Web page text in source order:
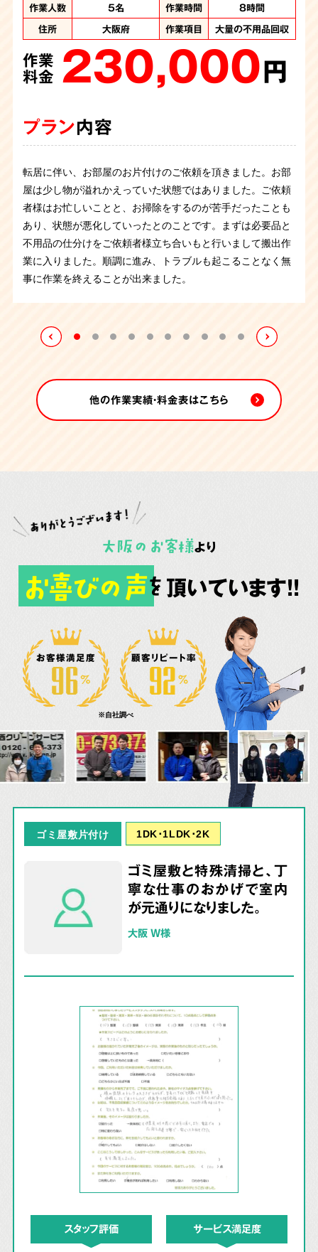
作業人数
5名 作業時間
8時間
住所
大阪府 作業項目 大量の不用品回収
作業
料金 230,000円
プラン内容
転居に伴い、お部屋のお片付けのご依頼を頂きました。お部
屋は少し物が溢れかえっていた状態ではありました。ご依頼
者様はお忙しいことと、お掃除をするのが苦手だったことも
あり、状態が悪化していったとのことです。まずは必要品と
不用品の仕分けをご依頼者様立ち合いもと行いまして搬出作
業に入りました。順調に進み、トラブルも起こることなく無
事に作業を終えることが出来ました。
作業人数
6名 作業時間
8時間
住所
大阪府 作業項目
大量の不用品回
収 2トントラック１
台 パッカー車１台
作業 280,000
プラン内容
ゴミ屋敷の清掃のご依頼を頂きました。部屋は腰の高さまで
ゴミが蓄積されており、足の踏み場がない程の量でした。必
要品と不用品の仕分けを行いながら作業を進め、不用品をど
んどん回収していきます。終了後にはご依頼者様もスッキリ
と部屋が綺麗になり喜んで頂くことができました。
作業人数
5名 作業日数
１日
住所
大阪 作業項目
大量の不用品回収、
ハウスクリーニング
作業
料金 250,000円
プラン内容
お引越しに伴ってお部屋の片付けのご依頼を承りました。現
場へ駆けつけると大量の不用品やゴミが溜まったゴミ屋敷状
態です。夜勤勤務が多くなかなか日中に片付けが出来ず、い
つの間にか溜め込んでしまったとのこと。お客様お立会いの
もと一緒に片付け作業を行いました。途中から楽しそうに片
付けをしているお客様を見てスタッフもホッと安心しまし
作業人数
4名 作業日数
1日
住所
大阪府 作業項目
大量の不用品回
収 2トンロングト
ラック1台分・パッカ
ー車2台分の処分
料金 320,000
プラン 内容
建物解体に伴い一軒家まるごとのお片付けのご依頼に伺いま
した。しかし、お部屋はゴミ屋敷状態になっており腰の上の
高さまでゴミで埋め尽くされていました。害虫が大量発生し
うごめいている中での作業でしたが、スタッフ4名、8時間程
で作業は完了致しました。
作業人数
5名 作業日数
1日
住所
大阪 作業項目 大量の不用品回収
作業
料金 190,000円
プラン内容
物件のオーナー様からゴミ屋敷片付けのご依頼です。老朽化
したアパートを取り壊すため、解体工事の最中にゴミ屋敷が
発覚。このままでは工事を進められないため急遽のゴミ屋敷
のご依頼です。コンビニ弁当の容器が多く作業が早かったで
すが量が多くスタッフ5名で５時間の作業になりました。
作業人数
3名 作業日数
3時間
住所
大阪 作業項目 大量の不用品回収
作業
料金 200,000円
プラン内容
２０代女性からゴミ屋敷清掃のご依頼です。猫を飼っていら
したようで、部屋にはゴミの他にも猫の糞があちらこちらに
落ちています。衛生が悪い状態でしたので慎重に、かつお客
様に寄り添って作業させていただきました。
作業人数
3名 作業時間
4時間
住所
大阪府 作業項目
大量に不用品回
収 2トントラック1
台 パッカー車１台
作業 200,000
プラン内容
お客様から住んでいるお部屋がゴミ屋敷のようになり手に負
えなくなったとご連絡を頂きました。 1DKのお部屋は床が見
えないほどのごみの量でした。ご依頼者様立ち合いのもと仕
分け作業から行い、特に危険物のスプレー缶やライターなど
がゴミと混在しないよう分別し、4時間ほどで片づけること
ができました。 清掃後は綺麗な状態になり、お客様も安心さ
れていました。
作業人数
７名 作業時間
8時間
住所
大阪府 作業項目 大量の不用品回収
作業
料金 270,000円
プラン内容
強制退去に伴い、お部屋の片付けを承りました。 お酒をよく
飲まれていたのかそこら中にお酒の空箱が山のように捨てら
れていました。お部屋もお風呂場もお酒の空箱などで埋め尽
くされ足の踏み場もなくゴミ屋敷に近い状況ではありまし
た。 スタッフ7名でお伺いし7時間程で無事に完了致しまし
た。
作業人数
4名 作業日数
6時間
住所
大阪 作業項目 大量の不用品回収
作業
料金 130,000円
プラン内容
ゴミ屋敷清掃のご依頼です。仕事の忙しさで片づける余裕が
なく、気が付くとゴミで溢れてしまっていたみたとのこと。
お客様お立会いのもと一緒に片付け作業を行い綺麗になりま
した。「もう２度とゴミは溜めない」とおっしゃっていまし
た。
作業人数
6名 作業日数
1日
住所
大阪 作業項目 大量の不用品回収
作業
料金 500,000円
プラン内容
ワンルームの汚部屋片付けのご依頼です。いろいろな種類の
ゴミや不用品が混じりあっているため分別をしながらの作業
です。ライターや吸い殻の他もゴミの中に混ざっています。
火事にならなくて本当によかったと思います。危険物や貴重
品は特に慎重に仕分け、大変な作業でしたが無事に完了する
ことができました。
他の作業実績・料金表はこちら
大阪 の お客様より
お喜びの声を 頂いています!!
お客様満足度 顧客リピート率
※自社調べ
ゴミ屋敷片付け 1DK･1LDK･2K
ゴミ屋敷と特殊清掃と、丁
寧な仕事のおかげで室内
が元通りになりました。
大阪 W様
スタッフ評価 サービス満足度